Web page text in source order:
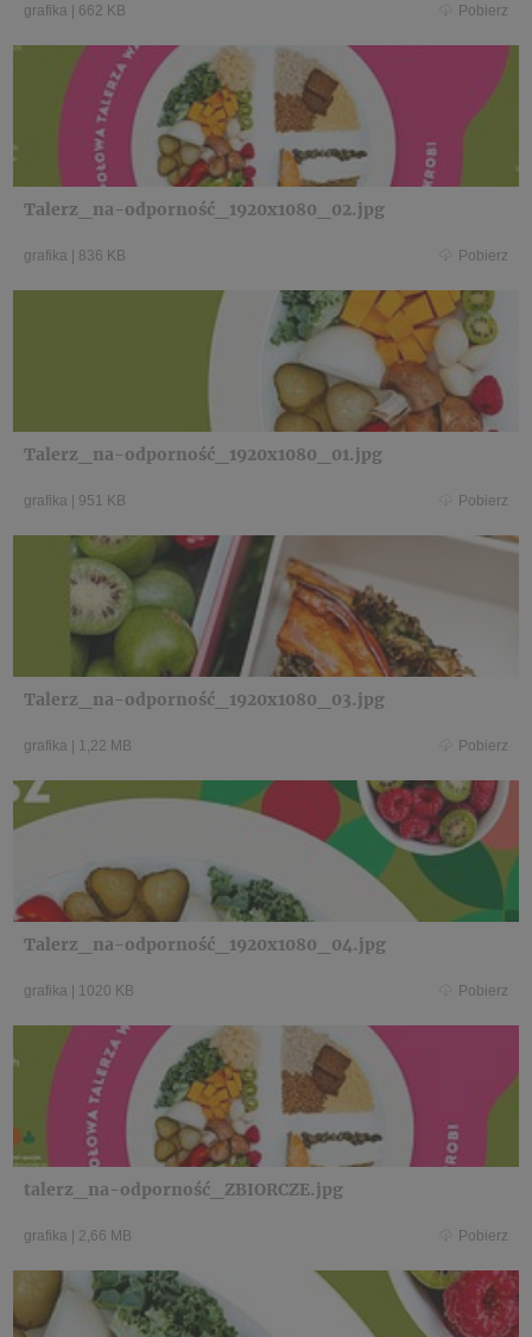
grafika 662 KB Pobierz
Talerz_na-odporność_1920x1080_02.jpg
grafika 836 KB Pobierz
Talerz_na-odporność_1920x1080_01.jpg
grafika 951 KB Pobierz
Talerz_na-odporność_1920x1080_03.jpg
grafika 1,22 MB Pobierz
Talerz_na-odporność_1920x1080_04.jpg
grafika 1020 KB Pobierz
talerz_na-odporność_ZBIORCZE.jpg
grafika 2,66 MB Pobierz